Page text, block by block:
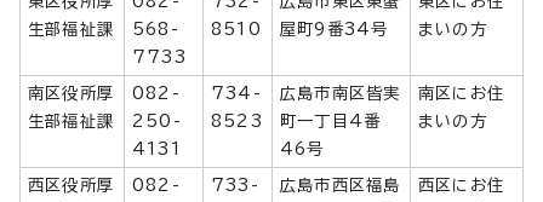
生部福祉課
568-
7733
8510
屋町9番34号
まいの方
南区役所厚
生部福祉課
082-
250-
4131
734-
8523
広島市南区皆実
町一丁目4番
46号
南区にお住
まいの方
西区役所厚
082-
733-
広島市西区福島
西区にお住